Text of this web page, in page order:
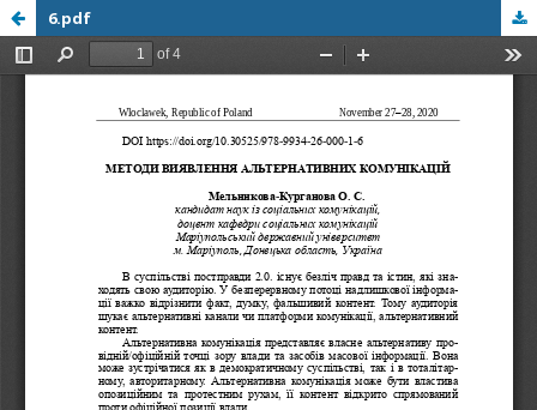
6.pdf